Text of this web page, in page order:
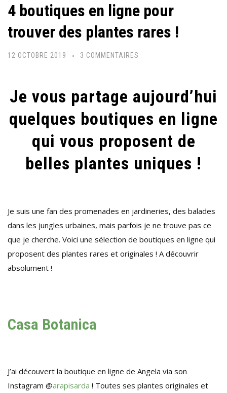
4 boutiques en ligne pour
trouver des plantes rares !
12 OCTOBRE 2019 3 COMMENTAIRES
EN
POUR
TROUVER
PLANTES
Je vous partage aujourd’hui
quelques boutiques en ligne
qui vous proposent de
belles plantes uniques !
Je suis une fan des promenades en jardineries, des balades
dans les jungles urbaines, mais parfois je ne trouve pas ce
que je cherche. Voici une sélection de boutiques en ligne qui
proposent des plantes rares et originales ! A découvrir
absolument !
Casa Botanica
J’ai découvert la boutique en ligne de Angela via son
Instagram @arapisarda ! Toutes ses plantes originales et